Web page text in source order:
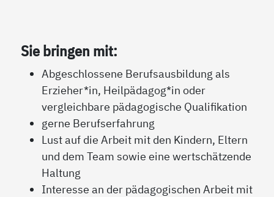
Sie bringen mit:
Abgeschlossene Berufsausbildung als
Erzieher*in, Heilpädagog*in oder
vergleichbare pädagogische Qualifikation
gerne Berufserfahrung
Lust auf die Arbeit mit den Kindern, Eltern
und dem Team sowie eine wertschätzende
Haltung
Interesse an der pädagogischen Arbeit mit